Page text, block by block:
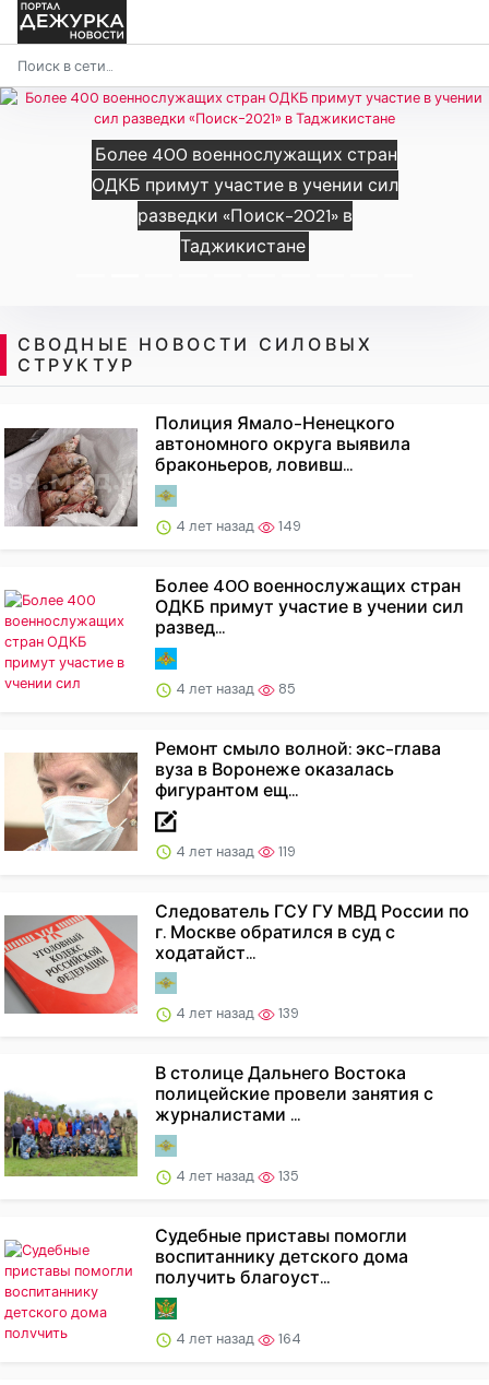
Более 400 военнослужащих стран
ОДКБ примут участие в учении сил
разведки «Поиск-2021» в
Таджикистане
СВОДНЫЕ НОВОСТИ СИЛОВЫХ
СТРУКТУР
Полиция Ямало-Ненецкого
автономного округа выявила
браконьеров, ловивш...
4 лет назад 149
Более 400 военнослужащих стран
ОДКБ примут участие в учении сил
развед...
4 лет назад 85
Ремонт смыло волной: экс-глава
вуза в Воронеже оказалась
фигурантом ещ...
4 лет назад 119
Следователь ГСУ ГУ МВД России по
г. Москве обратился в суд с
ходатайст...
4 лет назад 139
В столице Дальнего Востока
полицейские провели занятия с
журналистами ...
4 лет назад 135
Судебные приставы помогли
воспитаннику детского дома
получить благоуст...
4 лет назад 164